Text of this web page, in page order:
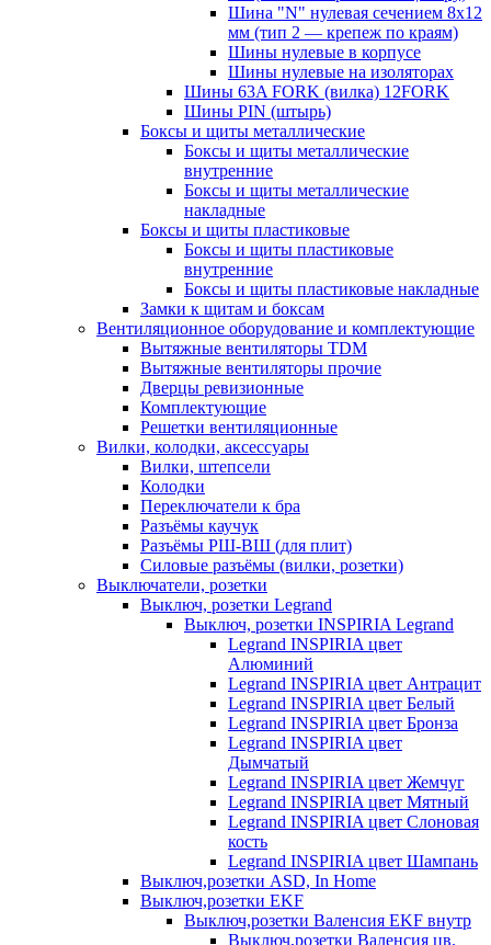
Шина "N" нулевая сечением 8х12
мм (тип 2 — крепеж по краям)
Шины нулевые в корпусе
Шины нулевые на изоляторах
Шины 63A FORK (вилка) 12FORK
Шины PIN (штырь)
Боксы и щиты металлические
Боксы и щиты металлические
внутренние
Боксы и щиты металлические
накладные
Боксы и щиты пластиковые
Боксы и щиты пластиковые
внутренние
Боксы и щиты пластиковые накладные
Замки к щитам и боксам
Вентиляционное оборудование и комплектующие
Вытяжные вентиляторы TDM
Вытяжные вентиляторы прочие
Дверцы ревизионные
Комплектующие
Решетки вентиляционные
Вилки, колодки, аксессуары
Вилки, штепсели
Колодки
Переключатели к бра
Разъёмы каучук
Разъёмы РШ-ВШ (для плит)
Силовые разъёмы (вилки, розетки)
Выключатели, розетки
Выключ, розетки Legrand
Выключ, розетки INSPIRIA Legrand
Legrand INSPIRIA цвет
Алюминий
Legrand INSPIRIA цвет Антрацит
Legrand INSPIRIA цвет Белый
Legrand INSPIRIA цвет Бронза
Legrand INSPIRIA цвет
Дымчатый
Legrand INSPIRIA цвет Жемчуг
Legrand INSPIRIA цвет Мятный
Legrand INSPIRIA цвет Слоновая
кость
Legrand INSPIRIA цвет Шампань
Выключ,розетки ASD, In Home
Выключ,розетки EKF
Выключ,розетки Валенсия EKF внутр
Выключ,розетки Валенсия цв.